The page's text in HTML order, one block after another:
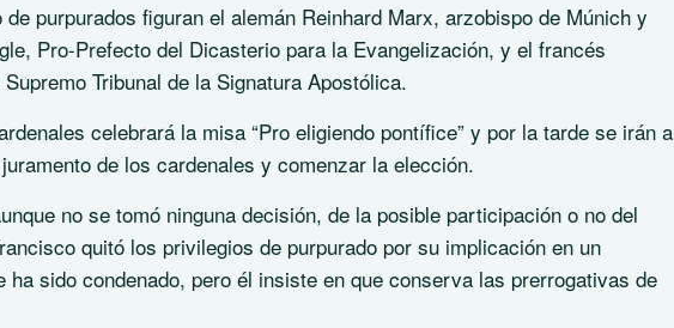
purpurados figuran el alemán Reinhard Marx, arzobispo de Múnich y
Pro-Prefecto del Dicasterio para la Evangelización, y el francés
Tribunal de la Signatura Apostólica.
celebrará la misa “Pro eligiendo pontífice” y por la tarde se irán a
de los cardenales y comenzar la elección.
no se tomó ninguna decisión, de la posible participación o no del
quitó los privilegios de purpurado por su implicación en un
ha sido condenado, pero él insiste en que conserva las prerrogativas de